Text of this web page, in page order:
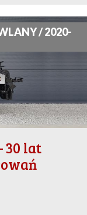
/ 2020-
30 lat